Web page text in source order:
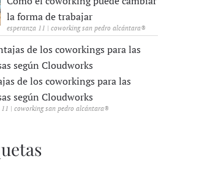
la forma de trabajar
esperanza 11 | coworking san pedro alcántara®
de los coworkings para las
según Cloudworks
11 | coworking san pedro alcántara®